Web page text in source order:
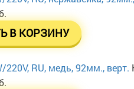
В КОРЗИНУ
220V, RU, медь, 92мм., верт.